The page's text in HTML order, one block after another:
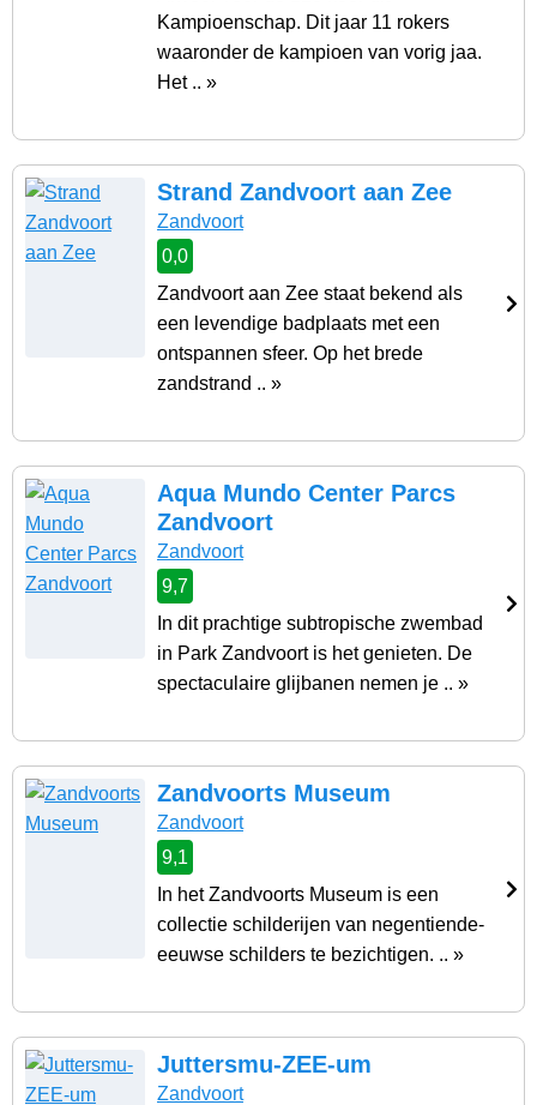
Kampioenschap. Dit jaar 11 rokers
waaronder de kampioen van vorig jaa.
Het .. »
Strand Zandvoort aan Zee
Zandvoort
0,0
Zandvoort aan Zee staat bekend als
een levendige badplaats met een
ontspannen sfeer. Op het brede
zandstrand .. »
Aqua Mundo Center Parcs
Zandvoort
Zandvoort
9,7
In dit prachtige subtropische zwembad
in Park Zandvoort is het genieten. De
spectaculaire glijbanen nemen je .. »
Zandvoorts Museum
Zandvoort
9,1
In het Zandvoorts Museum is een
collectie schilderijen van negentiende-
eeuwse schilders te bezichtigen. .. »
Juttersmu-ZEE-um
Zandvoort